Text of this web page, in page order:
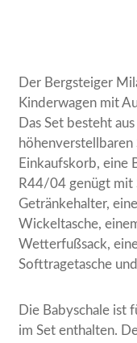
Der Bergsteiger
Kinderwagen mit
Das Set besteht
Einkaufskorb, eine
R44/04 genügt mit
Getränkehalter,
Wickeltasche,
Wetterfußsack,
Softtragetasche
Die Babyschale ist
im Set enthalten.